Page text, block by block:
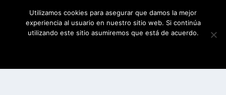
Utilizamos cookies para asegurar que damos la mejor
experiencia al usuario en nuestro sitio web. Si continúa
utilizando este sitio asumiremos que está de acuerdo.